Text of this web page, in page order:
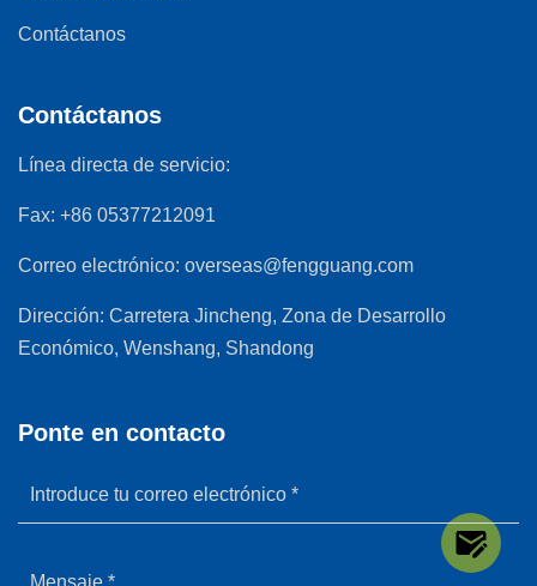
Contáctanos
Contáctanos
Línea directa de servicio:
Fax: +86 05377212091
Correo electrónico: overseas@fengguang.com
Dirección: Carretera Jincheng, Zona de Desarrollo
Económico, Wenshang, Shandong
Ponte en contacto